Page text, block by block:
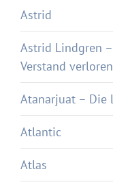
Astrid
Astrid Lindgren
Verstand verloren
Atanarjuat – Die
Atlantic
Atlas